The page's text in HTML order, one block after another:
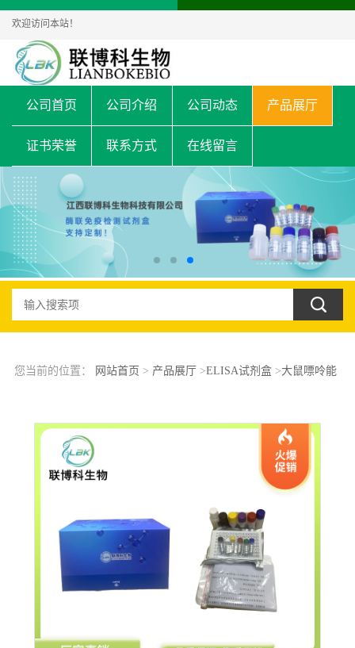
欢迎访问本站！
公司首页 公司介绍 公司动态 产品展厅
证书荣誉 联系方式 在线留言
您当前的位置： 网站首页 > 产品展厅 >ELISA试剂盒>大鼠嘌呤能